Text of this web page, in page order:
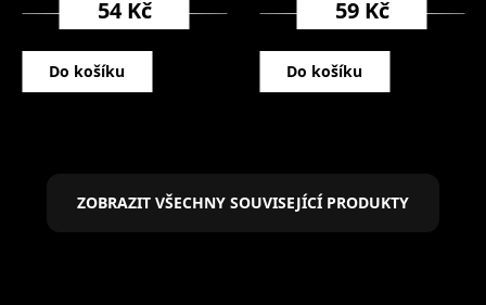
54 Kč
Do košíku
59 Kč
Do košíku
ZOBRAZIT VŠECHNY SOUVISEJÍCÍ PRODUKTY